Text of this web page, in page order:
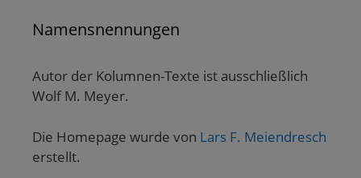
Namensnennungen
Autor der Kolumnen-Texte ist ausschließlich
Wolf M. Meyer.
Die Homepage wurde von Lars F. Meiendresch
erstellt.